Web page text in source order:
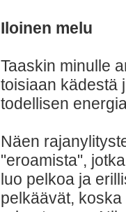
Iloinen melu
Taaskin minulle
toisiaan kädestä
todellisen
Näen
"eroamista",
luo pelkoa ja
pelkäävät,